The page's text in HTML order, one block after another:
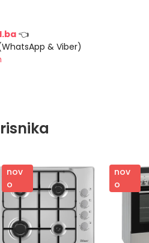
👈
& Viber)
nov
o
nov
o